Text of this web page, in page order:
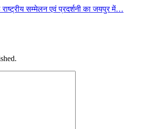
सम्मेलन एवं प्रदर्शनी का जयपुर में…